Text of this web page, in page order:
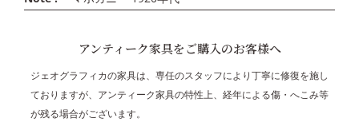
アンティーク家具をご購入のお客様へ
ジェオグラフィカの家具は、専任のスタッフにより丁寧に修復を施し
ておりますが、アンティーク家具の特性上、経年による傷・へこみ等
が残る場合がございます。